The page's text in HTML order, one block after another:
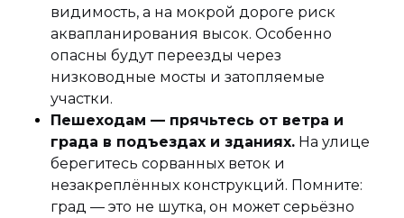
видимость, а на мокрой дороге риск
аквапланирования высок. Особенно
опасны будут переезды через
низководные мосты и затопляемые
участки.
Пешеходам — прячьтесь от ветра и
града в подъездах и зданиях. На улице
берегитесь сорванных веток и
незакреплённых конструкций. Помните:
град — это не шутка, он может серьёзно